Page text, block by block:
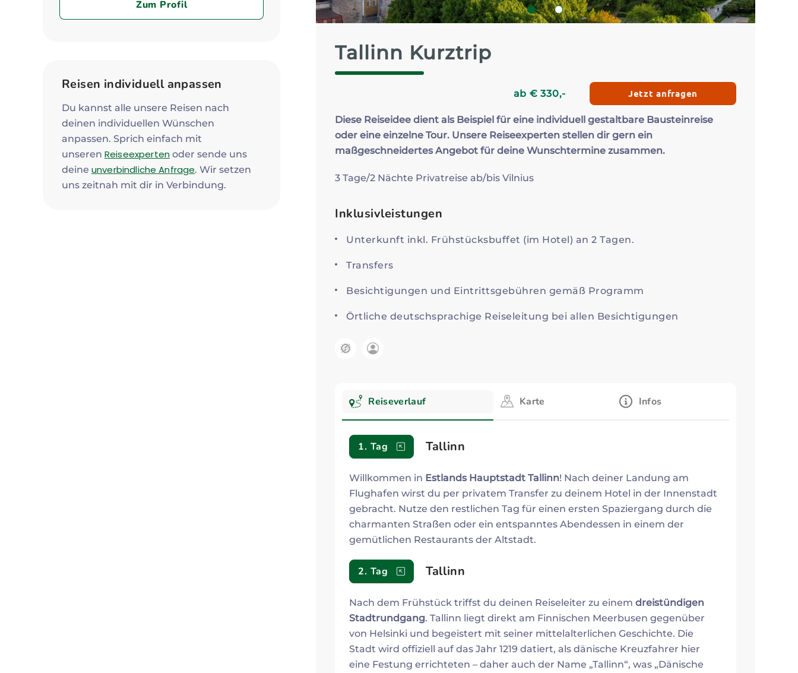
1 2
Tallinn Kurztrip
ab €330,- Jetzt anfragen
Diese Reiseidee dient als Beispiel für eine individuell gestaltbare Bausteinreise
oder eine einzelne Tour. Unsere Reiseexperten stellen dir gern ein
maßgeschneidertes Angebot für deine Wunschtermine zusammen.
3 Tage/2 Nächte Privatreise ab/bis Vilnius
Inklusivleistungen
Unterkunft inkl. Frühstücksbuffet (im Hotel) an 2 Tagen.
Transfers
Besichtigungen und Eintrittsgebühren gemäß Programm
Örtliche deutschsprachige Reiseleitung bei allen Besichtigungen
Kategorie:
Reiseverlauf Karte Infos
Reiseverlauf
1. Tag Tallinn
Willkommen in Estlands Hauptstadt Tallinn! Nach deiner Landung am
Flughafen wirst du per privatem Transfer zu deinem Hotel in der Innenstadt
gebracht. Nutze den restlichen Tag für einen ersten Spaziergang durch die
charmanten Straßen oder ein entspanntes Abendessen in einem der
gemütlichen Restaurants der Altstadt.
2. Tag Tallinn
Nach dem Frühstück triffst du deinen Reiseleiter zu einem dreistündigen
Stadtrundgang. Tallinn liegt direkt am Finnischen Meerbusen gegenüber
von Helsinki und begeistert mit seiner mittelalterlichen Geschichte. Die
Stadt wird offiziell auf das Jahr 1219 datiert, als dänische Kreuzfahrer hier
eine Festung errichteten – daher auch der Name „Tallinn“, was „Dänische
Zum Profil Zum Profil Zum Profil
Reisen individuell anpassen
Du kannst alle unsere Reisen nach
deinen individuellen Wünschen
anpassen. Sprich einfach mit
unseren Reiseexpertenoder sende uns
deine unverbindliche Anfrage. Wir setzen
uns zeitnah mit dir in Verbindung.